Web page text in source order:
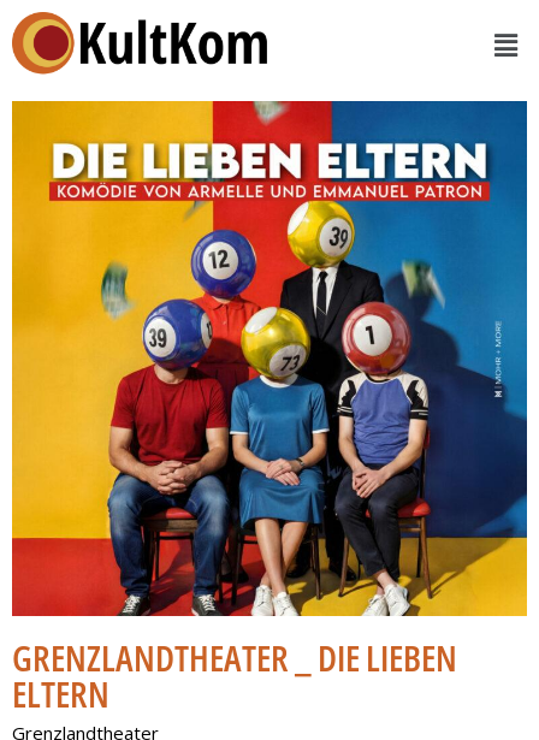
GRENZLANDTHEATER _ DIE LIEBEN
ELTERN
Grenzlandtheater